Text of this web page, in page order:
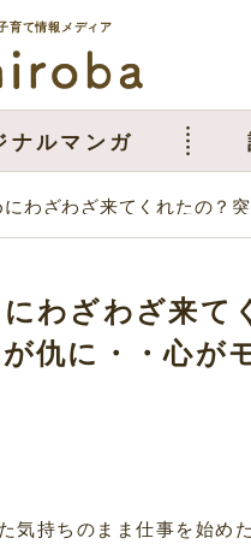
育て情報メディア
ナルマンガ
にわざわざ来てくれたの
にわざわざ来
仇に・・心が
気持ちのまま仕事を始め